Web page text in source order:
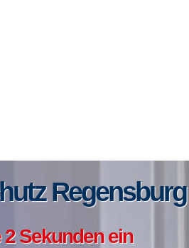
Regensburg
2 Sekunden ein